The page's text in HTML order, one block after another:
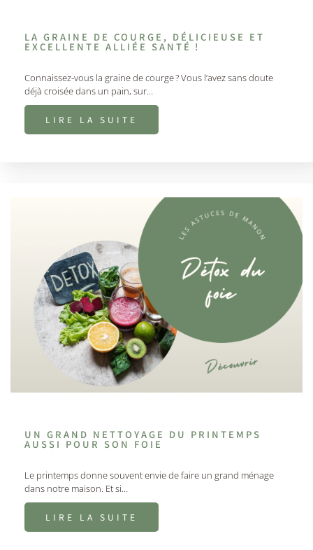
LA GRAINE DE COURGE, DÉLICIEUSE ET
EXCELLENTE ALLIÉE SANTÉ !
Connaissez-vous la graine de courge ? Vous l’avez sans doute
déjà croisée dans un pain, sur…
LIRE LA SUITE
UN GRAND NETTOYAGE DU PRINTEMPS
AUSSI POUR SON FOIE
Le printemps donne souvent envie de faire un grand ménage
dans notre maison. Et si…
LIRE LA SUITE